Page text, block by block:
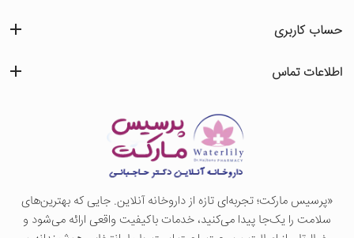
«پرسيس ماركت؛ تجربه‌ای تازه از داروخانه آنلاین. جایی که بهترین‌های
سلامت را یک‌جا پیدا می‌کنید، خدمات باکیفیت واقعی ارائه می‌شود و
حساب کاربری
اطلاعات تماس